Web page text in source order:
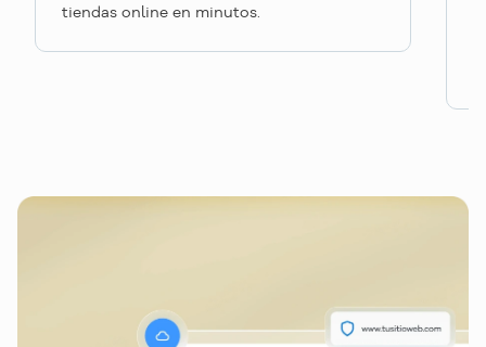
tiendas online en minutos.